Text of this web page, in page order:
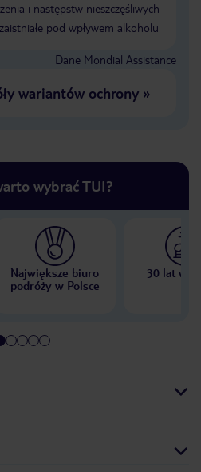
i następstw nieszczęśliwych
pod wpływem alkoholu
Dane Mondial Assistance
wariantów ochrony»
wybrać TUI?
Największe biuro
podróży w Polsce
30 lat w